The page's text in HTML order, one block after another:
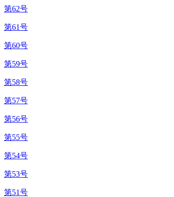
第62号
第61号
第60号
第59号
第58号
第57号
第56号
第55号
第54号
第53号
第51号